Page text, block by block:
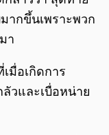
ากขึ้นเพราะพวก
า
มื่อเกิดการ
วและเบื่อหน่าย